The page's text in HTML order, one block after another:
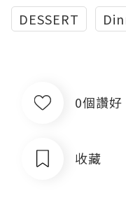
DESSERT
0個讚好
收藏